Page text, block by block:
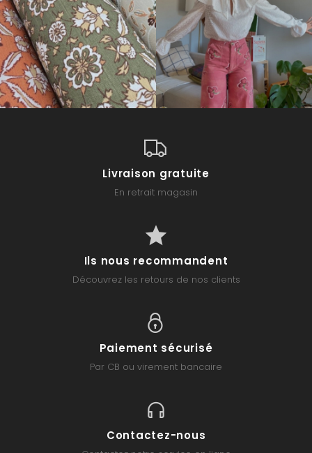
Livraison gratuite
En retrait magasin
Ils nous recommandent
Découvrez les retours de nos clients
Paiement sécurisé
Par CB ou virement bancaire
Contactez-nous